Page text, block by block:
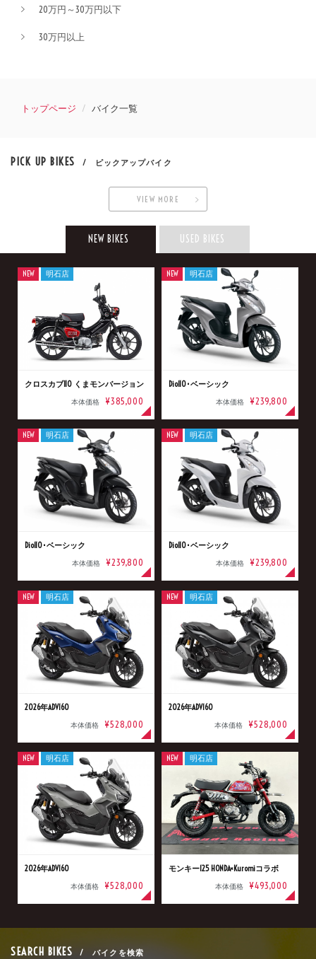
20万円～30万円以下
30万円以上
トップページ バイク一覧
PICK UP BIKES / ピックアップバイク
VIEW MORE
NEW BIKES USED BIKES
クロスカブ110 くまモンバージョン
本体価格 ¥385,000
NEW 明石店
Dio110･ベーシック
本体価格 ¥239,800
NEW 明石店
Dio110･ベーシック
本体価格 ¥239,800
NEW 明石店
Dio110･ベーシック
本体価格 ¥239,800
NEW 明石店
2026年ADV160
本体価格 ¥528,000
NEW 明石店
2026年ADV160
本体価格 ¥528,000
NEW 明石店
2026年ADV160
本体価格 ¥528,000
NEW 明石店
モンキー125 HONDA×Kuromiコラボ
本体価格 ¥493,000
NEW 明石店
SEARCH BIKES / バイクを検索